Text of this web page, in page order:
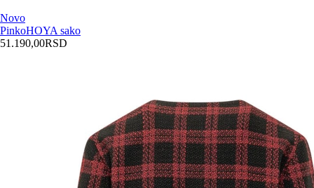
Novo
PinkoHOYA sako
51.190,00RSD